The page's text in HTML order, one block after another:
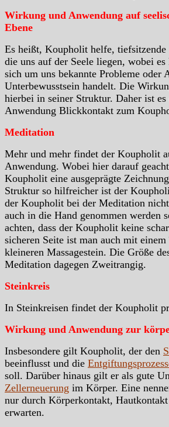
Wirkung und Anwendung auf
Ebene
Es heißt, Koupholit helfe, tiefsitzende
die uns auf der Seele liegen, wobei
sich um uns bekannte Probleme oder
Unterbewusstsein handelt. Die
hierbei in seiner Struktur. Daher ist
Anwendung Blickkontakt zum
Meditation
Mehr und mehr findet der Koupholit
Anwendung. Wobei hier darauf
Koupholit eine ausgeprägte
Struktur so hilfreicher ist der
der Koupholit bei der Meditation nicht
auch in die Hand genommen werden
achten, dass der Koupholit keine
sicheren Seite ist man auch mit
kleineren Massagestein. Die Größe
Meditation dagegen Zweitrangig.
Steinkreis
In Steinkreisen findet der Koupholit
Wirkung und Anwendung zur
Insbesondere gilt Koupholit, der den
beeinflusst und die
soll. Darüber hinaus gilt er als gute
Zellerneuerung im Körper. Eine
nur durch Körperkontakt,
erwarten.